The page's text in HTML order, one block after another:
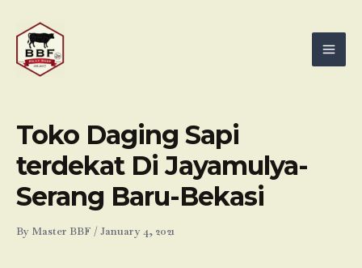
content
Toko Daging Sapi
terdekat Di Jayamulya-
Serang Baru-Bekasi
By Master BBF /January 4, 2021